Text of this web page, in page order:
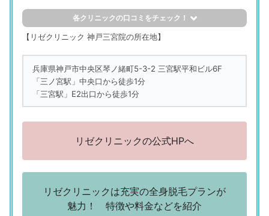
各クリニックの口コミをチェック！
評判の良い口コミ
リゼクリニック 神戸三宮院
「説明がきちんとされていた」
（30歳／正社員（一般事務）／営業職）
リゼクリニック 神戸三宮院
「清潔感がある院内とスタッフだった」
リゼクリニック 神戸三宮院
「勧誘がない(いい意味であっさり)」
（32歳／主婦／その他／専業主婦）
評判の悪い口コミ
【リゼクリニック 神戸三宮院の所在地】
兵庫県神戸市中央区琴ノ緒町5-3-2 三宮駅平和ビル6F
「三ノ宮駅」中央口から徒歩1分
「三宮駅」E2出口から徒歩1分
リゼクリニックの公式HPへ
リゼクリニックは充実の全身脱毛プランが
魅力！ 特徴や料金などを紹介